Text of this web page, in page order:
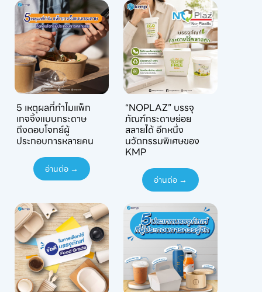
5 เหตุผลที่ทำไมแพ็ก
เกจจิ้งแบบกระดาษ
ถึงตอบโจทย์ผู้
ประกอบการหลายคน
อ่านต่อ →
“NOPLAZ” บรรจุ
ภัณฑ์กระดาษย่อย
สลายได้ อีกหนึ่ง
นวัตกรรมพิเศษของ
KMP
อ่านต่อ →